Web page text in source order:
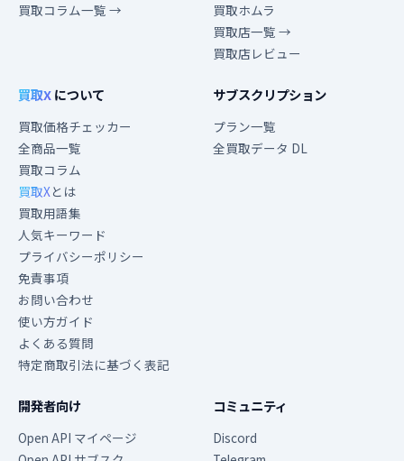
買取コラム一覧 →
買取ホムラ
買取店一覧 →
買取店レビュー
買取Xについて
買取価格チェッカー
全商品一覧
買取コラム
買取Xとは
買取用語集
人気キーワード
プライバシーポリシー
免責事項
お問い合わせ
使い方ガイド
よくある質問
特定商取引法に基づく表記
サブスクリプション
プラン一覧
全買取データ DL
開発者向け
Open API マイページ
コミュニティ
Discord